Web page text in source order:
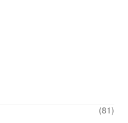
(81)